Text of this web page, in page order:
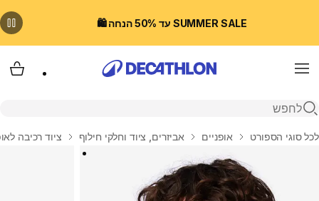
SUMMER SALE עד 50% הנחה 🛍️
Menu
פתיחת חיפוש
בית
לכל סוגי הספורט אופניים אביזרים, ציוד וחלקי חילוף ציוד רכיבה